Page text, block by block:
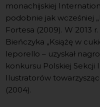
monachijskiej
podobnie jak wcześniej
Fortesa (2009). W 2013
Bieńczyka „Książę w
leporello – uzyskał
konkursu Polskiej Sekcji
Ilustratorów
(2004).